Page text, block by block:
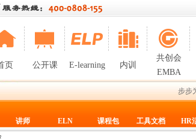
页 公开课 E-learning 内训
共创会
EMBA
步步
讲师 ELN 课程包 工具文档 HR